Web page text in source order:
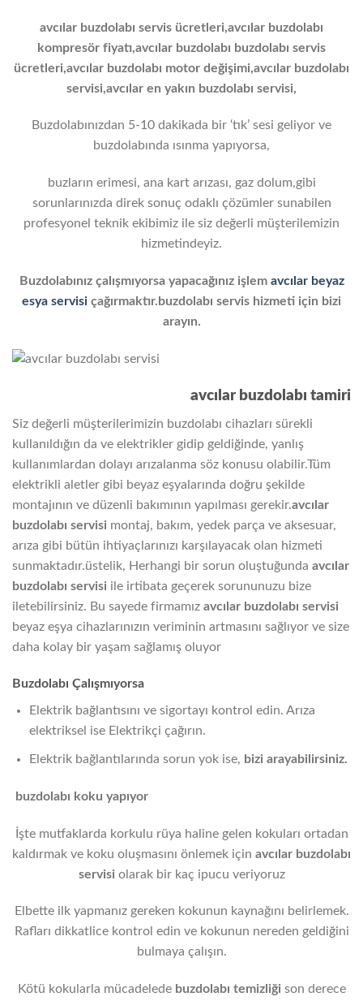
avcılar buzdolabı servis ücretleri,avcılar buzdolabı
kompresör fiyatı,avcılar buzdolabı buzdolabı servis
ücretleri,avcılar buzdolabı motor değişimi,avcılar buzdolabı
servisi,avcılar en yakın buzdolabı servisi,
Buzdolabınızdan 5-10 dakikada bir ‘tık’ sesi geliyor ve
buzdolabında ısınma yapıyorsa,
buzların erimesi, ana kart arızası, gaz dolum,gibi
sorunlarınızda direk sonuç odaklı çözümler sunabilen
profesyonel teknik ekibimiz ile siz değerli müşterilemizin
hizmetindeyiz.
Buzdolabınız çalışmıyorsa yapacağınız işlem avcılar beyaz
esya servisi çağırmaktır.buzdolabı servis hizmeti için bizi
arayın.
avcılar buzdolabı tamiri
Siz değerli müşterilerimizin buzdolabı cihazları sürekli
kullanıldığın da ve elektrikler gidip geldiğinde, yanlış
kullanımlardan dolayı arızalanma söz konusu olabilir.Tüm
elektrikli aletler gibi beyaz eşyalarında doğru şekilde
montajının ve düzenli bakımının yapılması gerekir.avcılar
buzdolabı servisi montaj, bakım, yedek parça ve aksesuar,
arıza gibi bütün ihtiyaçlarınızı karşılayacak olan hizmeti
sunmaktadır.üstelik, Herhangi bir sorun oluştuğunda avcılar
buzdolabı servisi ile irtibata geçerek sorununuzu bize
iletebilirsiniz. Bu sayede firmamız avcılar buzdolabı servisi
beyaz eşya cihazlarınızın veriminin artmasını sağlıyor ve size
daha kolay bir yaşam sağlamış oluyor
Buzdolabı Çalışmıyorsa
Elektrik bağlantısını ve sigortayı kontrol edin. Arıza
elektriksel ise Elektrikçi çağırın.
Elektrik bağlantılarında sorun yok ise, bizi arayabilirsiniz.
buzdolabı koku yapıyor
İşte mutfaklarda korkulu rüya haline gelen kokuları ortadan
kaldırmak ve koku oluşmasını önlemek için avcılar buzdolabı
servisi olarak bir kaç ipucu veriyoruz
Elbette ilk yapmanız gereken kokunun kaynağını belirlemek.
Rafları dikkatlice kontrol edin ve kokunun nereden geldiğini
bulmaya çalışın.
Kötü kokularla mücadeledebuzdolabı temizliği son derece